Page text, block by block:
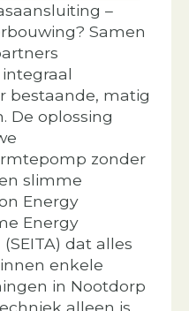
–
Samen
bestaande, matig
De oplossing
zonder
slimme
Energy
Energy
dat alles
enkele
in Nootdorp
alleen is